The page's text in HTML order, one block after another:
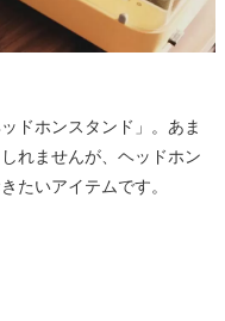
ドホンスタンド」。あま
れませんが、ヘッドホン
たいアイテムです。